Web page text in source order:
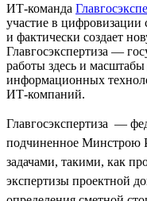
ИТ-команда
участие в цифровизации
и фактически создает
Главгосэкспертиза —
работы здесь и
информационных
ИТ-компаний.
Главгосэкспертиза —
подчиненное Минстрою
задачами, такими, как
экспертизы проектной